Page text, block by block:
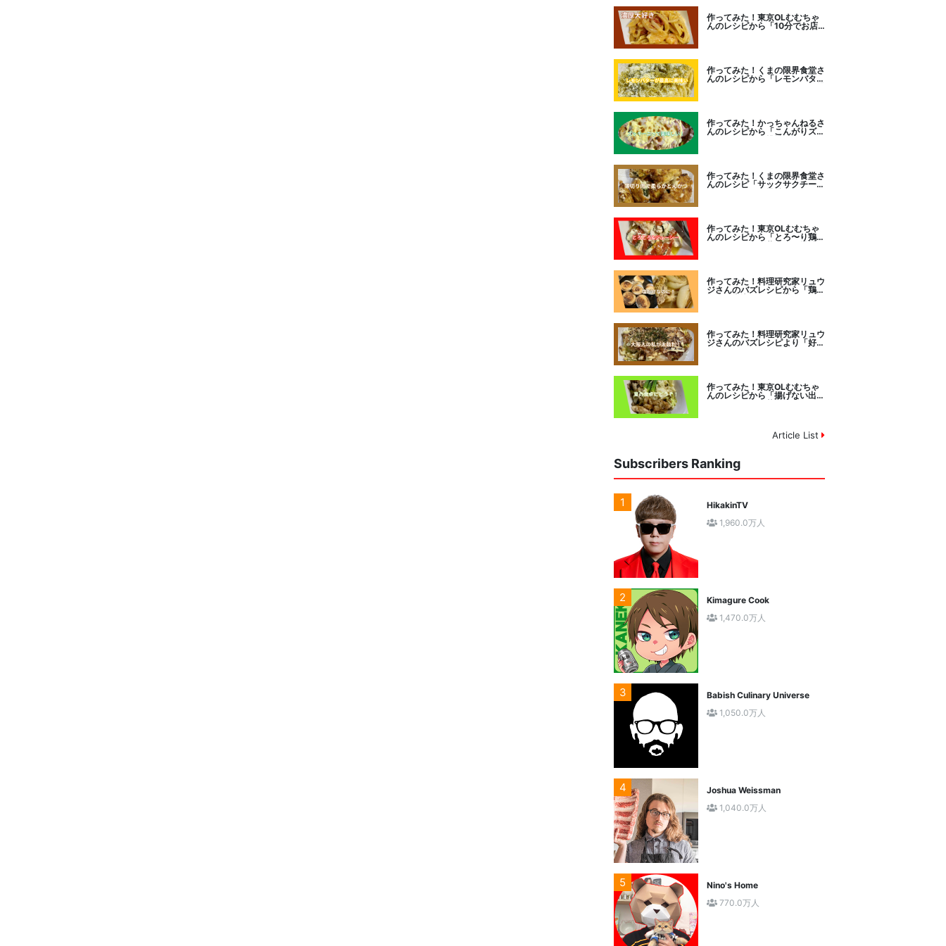
作ってみた！東京OLむむちゃ
んのレシピから「10分でお店
作ってみた！くまの限界食堂さ
んのレシピから「レモンバター
作ってみた！かっちゃんねるさ
んのレシピから「こんがりズッ
作ってみた！くまの限界食堂さ
んのレシピ「サックサクチーズ
作ってみた！東京OLむむちゃ
んのレシピから「とろ〜り鶏む
作ってみた！料理研究家リュウ
ジさんのバズレシピから「鶏の
作ってみた！料理研究家リュウ
ジさんのバズレシピより「好み
作ってみた！東京OLむむちゃ
んのレシピから「揚げない出汁
Article List
Subscribers Ranking
1
HikakinTV
1,960.0万人
2
Kimagure Cook
1,470.0万人
3
Babish Culinary Universe
1,050.0万人
4
Joshua Weissman
1,040.0万人
5
Nino's Home
770.0万人